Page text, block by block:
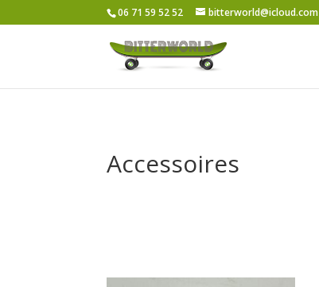
06 71 59 52 52 bitterworld@icloud.com
Accessoires